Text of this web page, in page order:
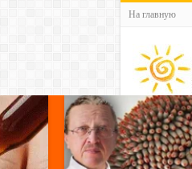
На главную